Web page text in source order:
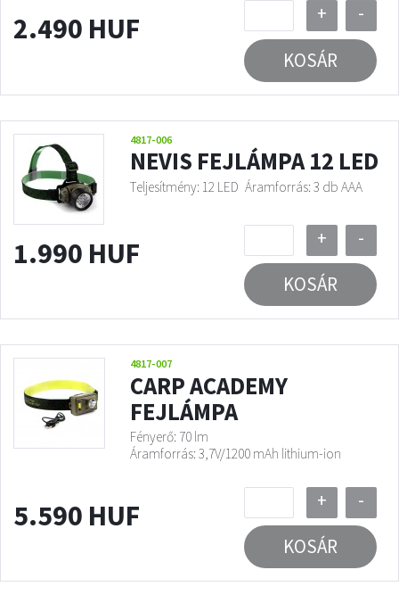
2.490 HUF +
-
KOSÁR
4817-006
NEVIS FEJLÁMPA 12 LED
Teljesítmény: 12 LED Áramforrás: 3 db AAA
1.990 HUF +
-
KOSÁR
4817-007
CARP ACADEMY
FEJLÁMPA
Fényerő: 70 lm
Áramforrás: 3,7V/1200 mAh lithium-ion
5.590 HUF +
-
KOSÁR